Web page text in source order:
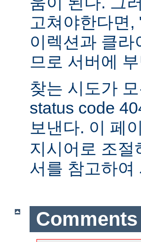
고쳐야한다면
이렉션과 클
므로 서버에
찾는 시도가
status code
보낸다. 이 페
지시어로 조절
서를 참고하여
Comments